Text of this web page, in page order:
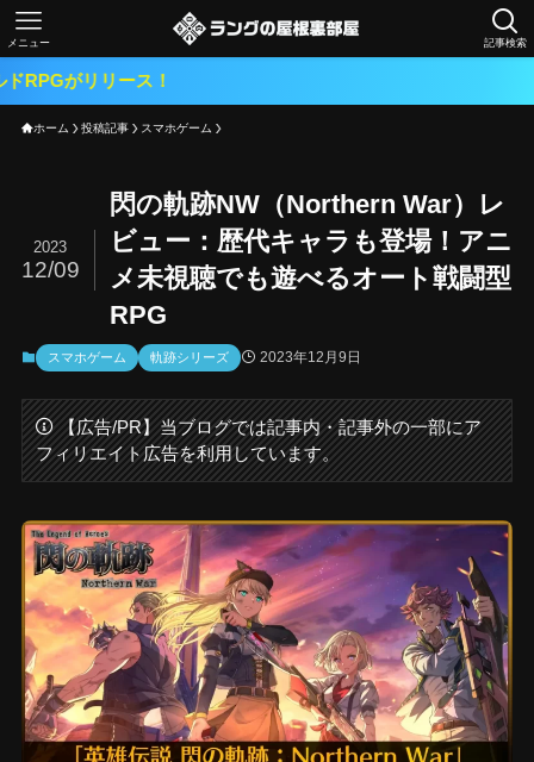
記事検索
メニュー
ホーム 投稿記事 スマホゲーム
閃の軌跡NW（Northern War）レ
ビュー：歴代キャラも登場！アニ
メ未視聴でも遊べるオート戦闘型
RPG
2023
12/09
スマホゲーム 軌跡シリーズ 2023年12月9日
【広告/PR】当ブログでは記事内・記事外の一部にア
フィリエイト広告を利用しています。